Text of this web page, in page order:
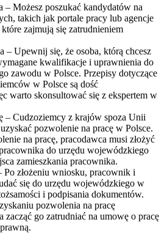
– Możesz poszukać kandydatów na
takich jak portale pracy lub agencje
zajmują się zatrudnieniem
– Upewnij się, że osoba, którą chcesz
kwalifikacje i uprawnienia do
zawodu w Polsce. Przepisy dotyczące
w Polsce są dość
warto skonsultować się z ekspertem w
– Cudzoziemcy z krajów spoza Unii
pozwolenie na pracę w Polsce.
na pracę, pracodawca musi złożyć
do urzędu wojewódzkiego
zamieszkania pracownika.
Po złożeniu wniosku, pracownik i
się do urzędu wojewódzkiego w
i podpisania dokumentów.
pozwolenia na pracę
zacząć go zatrudniać na umowę o pracę